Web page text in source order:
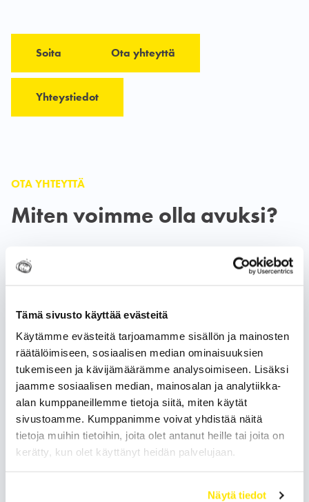
Tämä sivusto käyttää evästeitä
Käytämme evästeitä tarjoamamme sisällön ja mainosten
räätälöimiseen, sosiaalisen median ominaisuuksien
tukemiseen ja kävijämäärämme analysoimiseen. Lisäksi
jaamme sosiaalisen median, mainosalan ja analytiikka-
alan kumppaneillemme tietoja siitä, miten käytät
sivustoamme. Kumppanimme voivat yhdistää näitä
tietoja muihin tietoihin, joita olet antanut heille tai joita on
kerätty, kun olet käyttänyt heidän palvelujaan.
Näytä tiedot
Soita Ota yhteyttä
Yhteystiedot
OTA YHTEYTTÄ
Miten voimme olla avuksi?